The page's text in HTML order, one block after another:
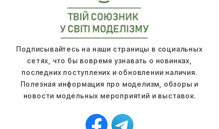
Подписывайтесь на наши страницы в социальных
сетях, что бы вовремя узнавать о новинках,
последних поступлених и обновлении наличия.
Полезная информация про моделизм, обзоры и
новости модельных мероприятий и выставок.